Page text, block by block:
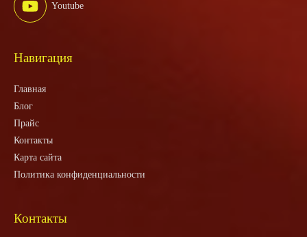
Youtube
Навигация
Главная
Блог
Прайс
Контакты
Карта сайта
Политика конфиденциальности
Контакты